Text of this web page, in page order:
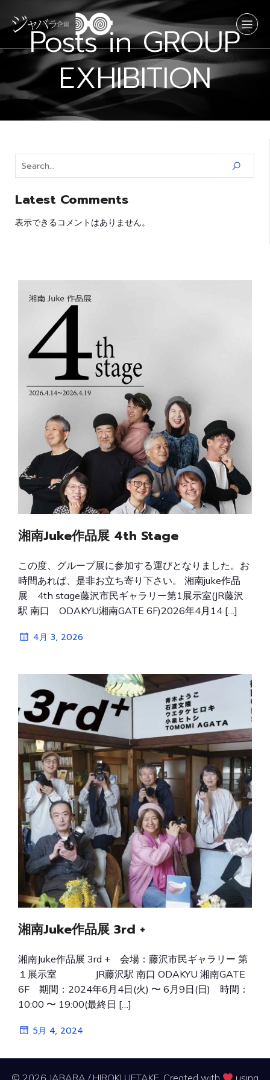
Posts in GROUP
EXHIBITION
Latest Comments
表示できるコメントはありません。
湘南Juke作品展 4th Stage
この度、グループ展に参加する運びとなりました。お
時間あれば、是非お立ち寄り下さい。 湘南juke作品
展 4th stage藤沢市民ギャラリー第1展示室(JR藤沢
駅 南口 ODAKYU湘南GATE 6F)2026年4月14 […]
4月 3, 2026
湘南Juke作品展 3rd +
湘南Juke作品展 3rd + 会場：藤沢市民ギャラリー 第
１展示室 JR藤沢駅 南口 ODAKYU 湘南GATE
6F 期間：2024年6月4日(火) 〜 6月9日(日) 時間：
10:00 〜 19:00(最終日 […]
5月 4, 2024
© 2026 JABARA / HIROKI UETAKE. Created with using